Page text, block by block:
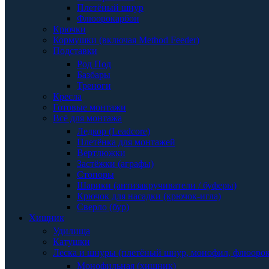
Плетёный шнур
Флюорокарбон
Крючки
Кормушки (включая Method Feeder)
Подставки
Род Под
Базбары
Треноги
Кресла
Готовые монтажи
Всё для монтажа
Ледкор (Leadcore)
Плетёнка для монтажей
Вертлюжки
Застёжки (аграфы)
Стопоры
Шарики (антизакручиватели / буферы)
Крючок для насадки (крючок-игла)
Сверло (бур)
Хищник
Удилища
Катушки
Леска и шнуры (плетёный шнур, монофил,
Монофильная (хищник)